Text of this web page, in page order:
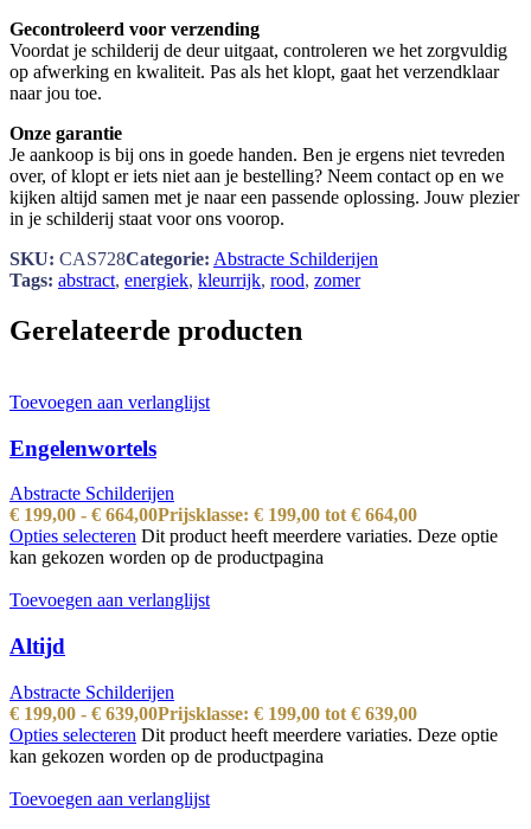
Gecontroleerd voor verzending
Voordat je schilderij de deur uitgaat, controleren we het zorgvuldig
op afwerking en kwaliteit. Pas als het klopt, gaat het verzendklaar
naar jou toe.
Onze garantie
Je aankoop is bij ons in goede handen. Ben je ergens niet tevreden
over, of klopt er iets niet aan je bestelling? Neem contact op en we
kijken altijd samen met je naar een passende oplossing. Jouw plezier
in je schilderij staat voor ons voorop.
SKU: CAS728Categorie: Abstracte Schilderijen
Tags: abstract, energiek, kleurrijk, rood, zomer
Gerelateerde producten
Toevoegen aan verlanglijst
Engelenwortels
Abstracte Schilderijen
€ 199,00 - € 664,00Prijsklasse: € 199,00 tot € 664,00
Opties selecteren Dit product heeft meerdere variaties. Deze optie
kan gekozen worden op de productpagina
Toevoegen aan verlanglijst
Altijd
Abstracte Schilderijen
€ 199,00 - € 639,00Prijsklasse: € 199,00 tot € 639,00
Opties selecteren Dit product heeft meerdere variaties. Deze optie
kan gekozen worden op de productpagina
Toevoegen aan verlanglijst